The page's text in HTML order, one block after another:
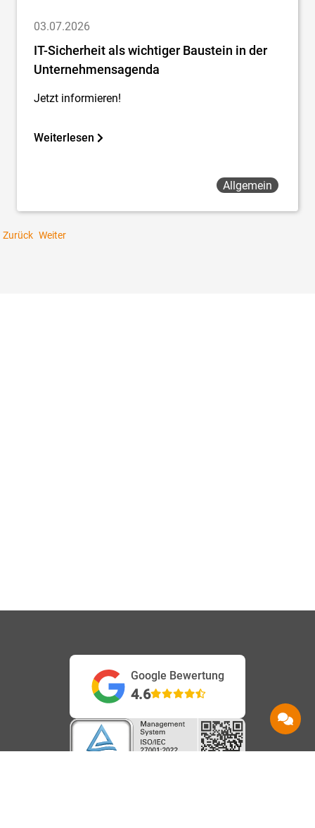
03.07.2026
IT-Sicherheit als wichtiger Baustein in der
Unternehmensagenda
Jetzt informieren!
Weiterlesen
Allgemein
Zurück Weiter
Google Bewertung
4.6